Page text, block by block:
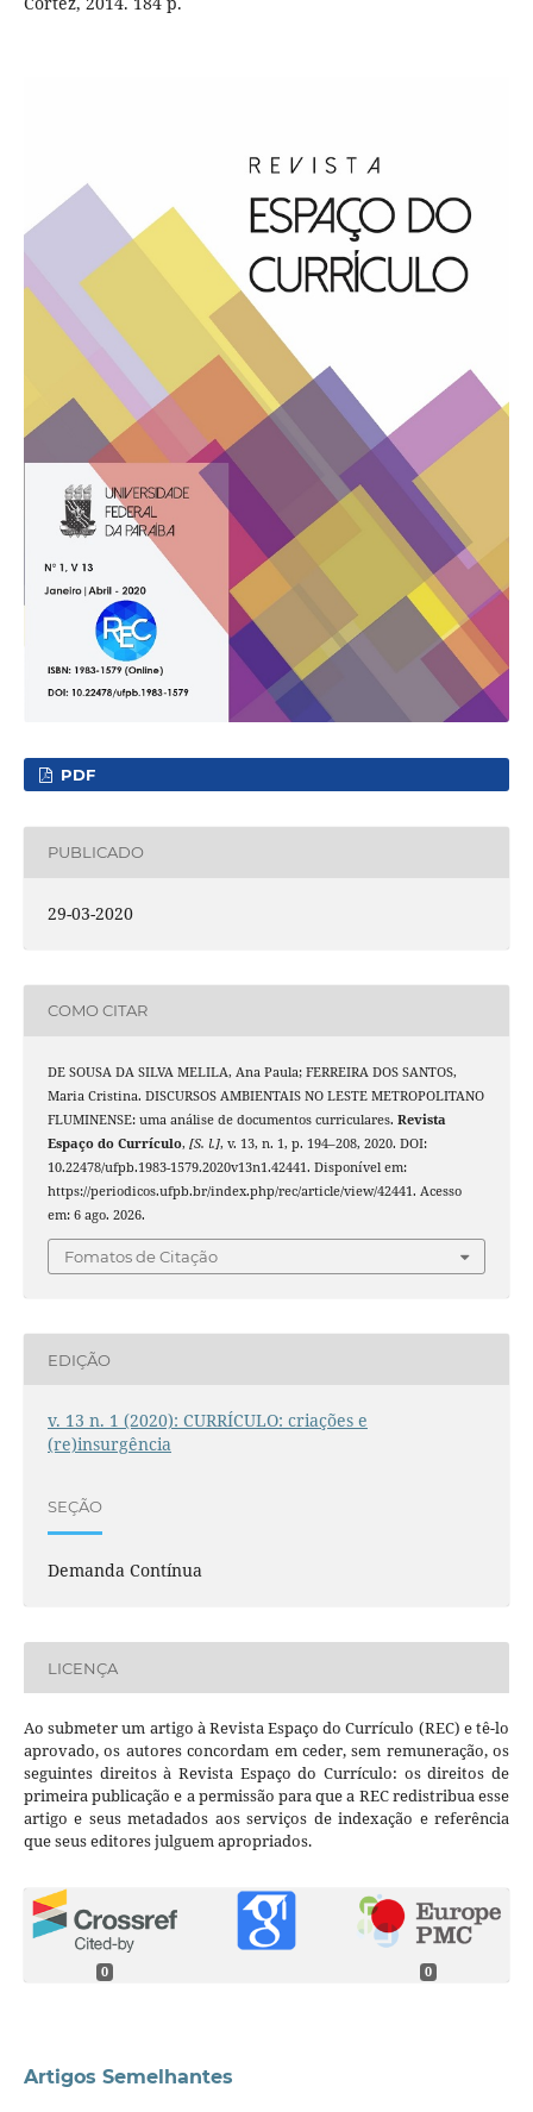
PDF
PUBLICADO
29-03-2020
COMO CITAR
DE SOUSA DA SILVA MELILA, Ana Paula; FERREIRA DOS SANTOS,
Maria Cristina. DISCURSOS AMBIENTAIS NO LESTE METROPOLITANO
FLUMINENSE: uma análise de documentos curriculares. Revista
Espaço do Currículo, [S. l.], v. 13, n. 1, p. 194–208, 2020. DOI:
10.22478/ufpb.1983-1579.2020v13n1.42441. Disponível em:
https://periodicos.ufpb.br/index.php/rec/article/view/42441. Acesso
em: 6 ago. 2026.
Fomatos de Citação
EDIÇÃO
v. 13 n. 1 (2020): CURRÍCULO: criações e
(re)insurgência
SEÇÃO
Demanda Contínua
LICENÇA
Ao submeter um artigo à Revista Espaço do Currículo (REC) e tê-lo
aprovado, os autores concordam em ceder, sem remuneração, os
seguintes direitos à Revista Espaço do Currículo: os direitos de
primeira publicação e a permissão para que a REC redistribua esse
artigo e seus metadados aos serviços de indexação e referência
que seus editores julguem apropriados.
0 0
Artigos Semelhantes